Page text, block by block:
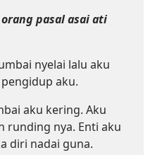
pasal asai ati
nyelai lalu aku
aku.
aku kering. Aku
runding nya. Enti aku
diri nadai guna.